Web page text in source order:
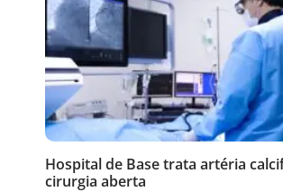
Hospital de Base trata artéria
cirurgia aberta